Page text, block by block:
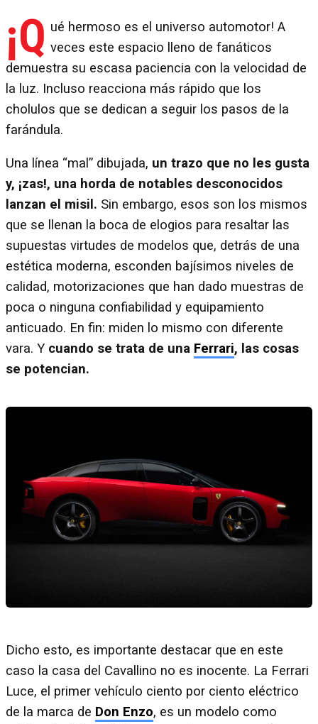
¡Q ué hermoso es el universo automotor! A
veces este espacio lleno de fanáticos
demuestra su escasa paciencia con la velocidad de
la luz. Incluso reacciona más rápido que los
cholulos que se dedican a seguir los pasos de la
farándula.
Una línea “mal” dibujada, un trazo que no les gusta
y, ¡zas!, una horda de notables desconocidos
lanzan el misil. Sin embargo, esos son los mismos
que se llenan la boca de elogios para resaltar las
supuestas virtudes de modelos que, detrás de una
estética moderna, esconden bajísimos niveles de
calidad, motorizaciones que han dado muestras de
poca o ninguna confiabilidad y equipamiento
anticuado. En fin: miden lo mismo con diferente
vara. Y cuando se trata de una Ferrari, las cosas
se potencian.
Dicho esto, es importante destacar que en este
caso la casa del Cavallino no es inocente. La Ferrari
Luce, el primer vehículo ciento por ciento eléctrico
de la marca de Don Enzo, es un modelo como